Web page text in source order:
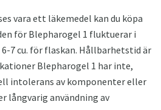
vara ett läkemedel kan du köpa
för Blepharogel 1 fluktuerar i
7 cu. för flaskan. Hållbarhetstid är
Blepharogel 1 har inte,
intolerans av komponenter eller
långvarig användning av